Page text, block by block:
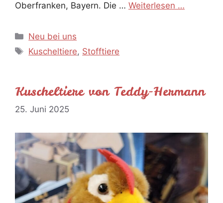
Oberfranken, Bayern. Die … Weiterlesen …
Kategorien
Neu bei uns
Schlagwörter
Kuscheltiere, Stofftiere
Kuscheltiere von Teddy-Hermann
25. Juni 2025